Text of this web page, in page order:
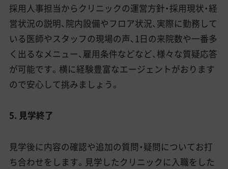
採用人事担当からクリニックの運営方針・採用現状・経
営状況の説明、院内設備やフロア状況、実際に勤務して
いる医師やスタッフの現場の声、1日の来院数や一番多
く出るなメニュー、雇用条件などなど、様々な質疑応答
が可能です。横に経験豊富なエージェントがおります
ので安心して挑みましょう。
5. 見学終了
見学後に内容の確認や追加の質問・疑問についてお打
ち合わせをします。見学したクリニックに入職をした